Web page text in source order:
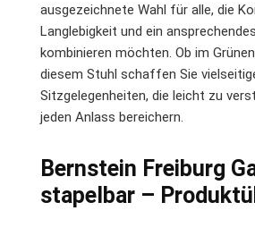
ausgezeichnete Wahl für alle, die
Langlebigkeit und ein
kombinieren möchten. Ob im
diesem Stuhl schaffen Sie
Sitzgelegenheiten, die leicht zu
jeden Anlass bereichern.
Bernstein Freiburg
stapelbar –